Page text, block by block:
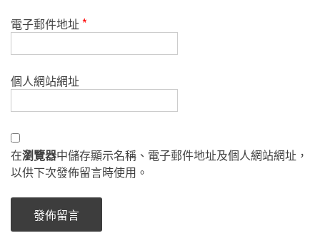
電子郵件地址*
個人網站網址
在瀏覽器中儲存顯示名稱、電子郵件地址及個人網站網址，
以供下次發佈留言時使用。